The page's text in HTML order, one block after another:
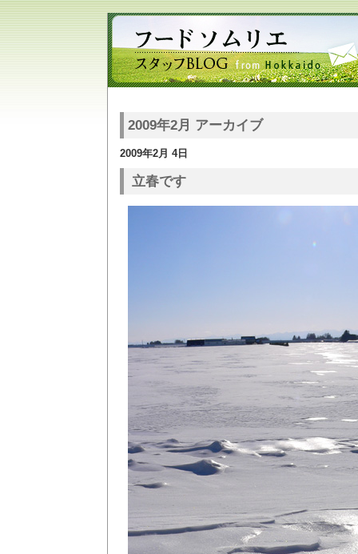
2009年2月 アーカイブ
2009年2月 4日
立春です